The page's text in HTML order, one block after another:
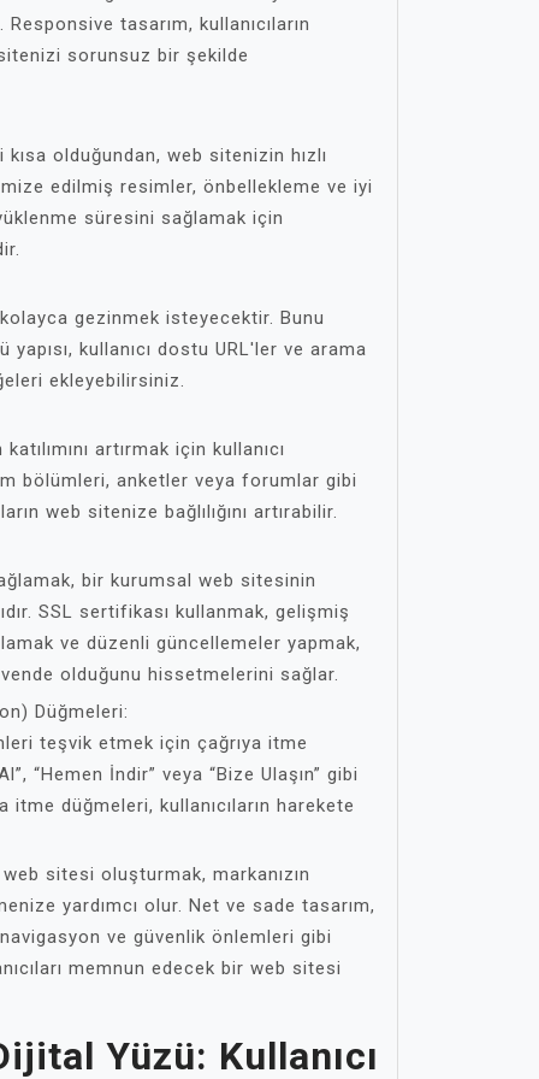
tasarım, kullanıcıların
sorunsuz bir şekilde
olduğundan, web sitenizin hızlı
edilmiş resimler, önbellekleme ve iyi
süresini sağlamak için
gezinmek isteyecektir. Bunu
kullanıcı dostu URL'ler ve arama
ekleyebilirsiniz.
artırmak için kullanıcı
bölümleri, anketler veya forumlar gibi
web sitenize bağlılığını artırabilir.
bir kurumsal web sitesinin
SSL sertifikası kullanmak, gelişmiş
ve düzenli güncellemeler yapmak,
olduğunu hissetmelerini sağlar.
Düğmeleri:
teşvik etmek için çağrıya itme
“Hemen İndir” veya “Bize Ulaşın” gibi
düğmeleri, kullanıcıların harekete
sitesi oluşturmak, markanızın
yardımcı olur. Net ve sade tasarım,
ve güvenlik önlemleri gibi
memnun edecek bir web sitesi
Yüzü: Kullanıcı